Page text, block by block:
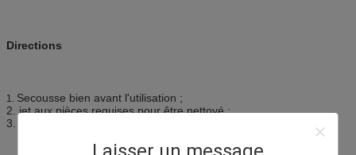
Directions
1. Secousse bien avant l'utilisation ;
2. jet aux pièces requises pour être nettoyé ;
3. essuyez les pièces avec le tissu propre ;